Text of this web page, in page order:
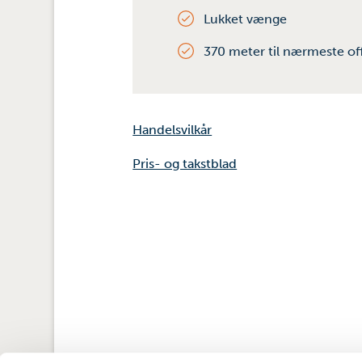
Lukket vænge
370 meter til nærmeste
Handelsvilkår
Pris- og takstblad